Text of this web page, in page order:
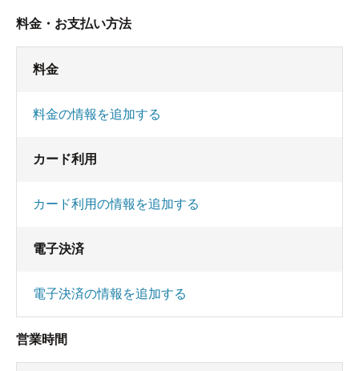
料金・お支払い方法
料金
料金の情報を追加する
カード利用
カード利用の情報を追加する
電子決済
電子決済の情報を追加する
営業時間